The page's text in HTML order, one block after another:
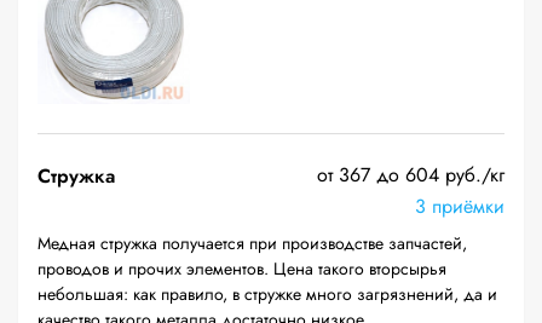
Стружка
от 367 до 604 руб./кг
3 приёмки
Медная стружка получается при производстве запчастей,
проводов и прочих элементов. Цена такого вторсырья
небольшая: как правило, в стружке много загрязнений, да и